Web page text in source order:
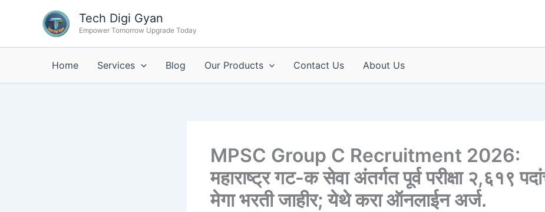
Tech Digi Gyan
Empower Tomorrow Upgrade Today
Home Services Blog Our Products Contact Us About Us
MPSC Group C Recruitment 2026:
महाराष्ट्र गट-क सेवा अंतर्गत पूर्व परीक्षा २,६१९
मेगा भरती जाहीर; येथे करा ऑनलाईन अर्ज.